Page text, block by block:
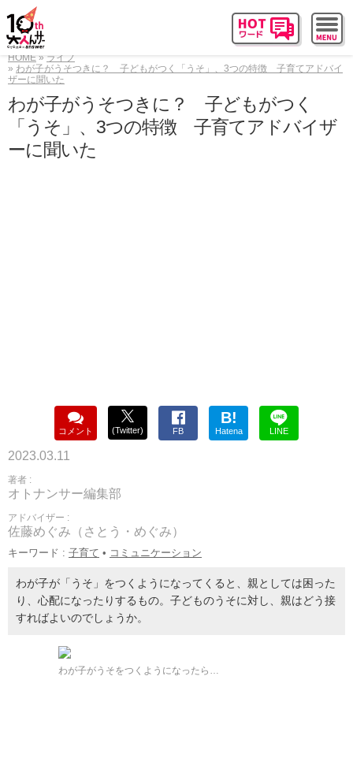
HOME
ライフ
わが子がうそつきに？ 子どもがつく「うそ」、3つの特徴 子育てアドバイ
ザーに聞いた
わが子がうそつきに？ 子どもがつく
「うそ」、3つの特徴 子育てアドバイザ
ーに聞いた
コメント (Twitter) FB
B!
Hatena LINE
2023.03.11
著者 :
オトナンサー編集部
アドバイザー :
佐藤めぐみ（さとう・めぐみ）
キーワード : 子育て • コミュニケーション
わが子が「うそ」をつくようになってくると、親としては困った
り、心配になったりするもの。子どものうそに対し、親はどう接
すればよいのでしょうか。
わが子がうそをつくようになったら…